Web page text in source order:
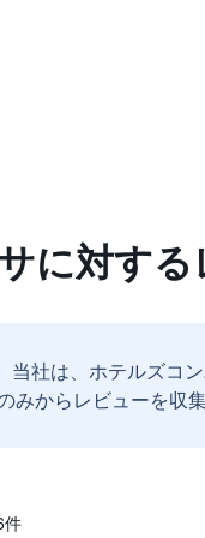
に対す
当社は、ホテルズコ
からレビューを収
件